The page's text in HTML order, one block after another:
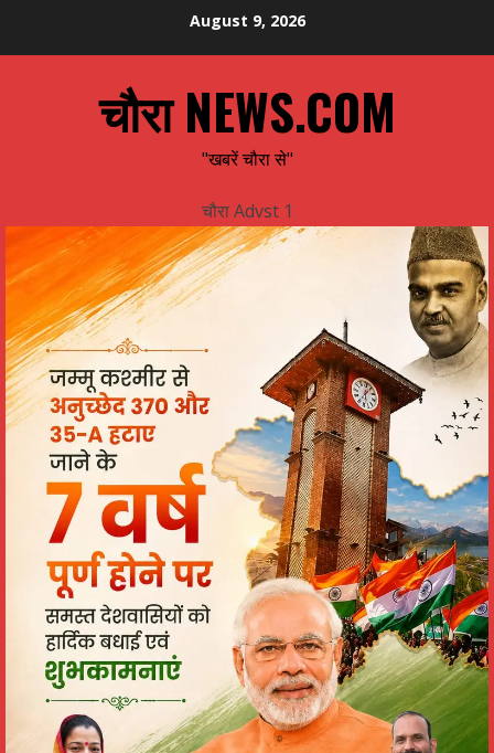
August 9, 2026
चौरा NEWS.COM
"खबरें चौरा से"
चौरा Advst 1